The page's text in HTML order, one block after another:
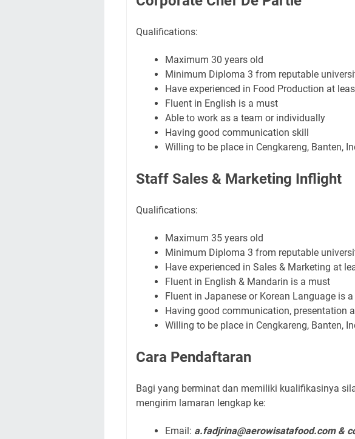
Qualifications:
Maximum 30 years old
Minimum Diploma 3 from reputable
Have experienced in Food Production at
Fluent in English is a must
Able to work as a team or individually
Having good communication skill
Willing to be place in Cengkareng, Banten,
Staff Sales & Marketing Inflight
Qualifications:
Maximum 35 years old
Minimum Diploma 3 from reputable
Have experienced in Sales & Marketing at
Fluent in English & Mandarin is a must
Fluent in Japanese or Korean Language is
Having good communication, presentation
Willing to be place in Cengkareng, Banten,
Cara Pendaftaran
Bagi yang berminat dan memiliki kualifikasinya
mengirim lamaran lengkap ke:
Email: a.fadjrina@aerowisatafood.com &